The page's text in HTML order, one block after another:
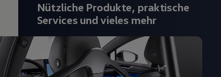
Nützliche Produkte, praktische
Services und vieles mehr